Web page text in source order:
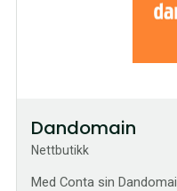
Dandomain
Nettbutikk
Med Conta sin